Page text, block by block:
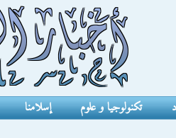
تكنولوجيا و علوم إسلامنا